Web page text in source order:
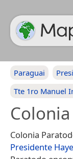
Paraguai
Tte 1ro Manuel
Colonia
Presidente